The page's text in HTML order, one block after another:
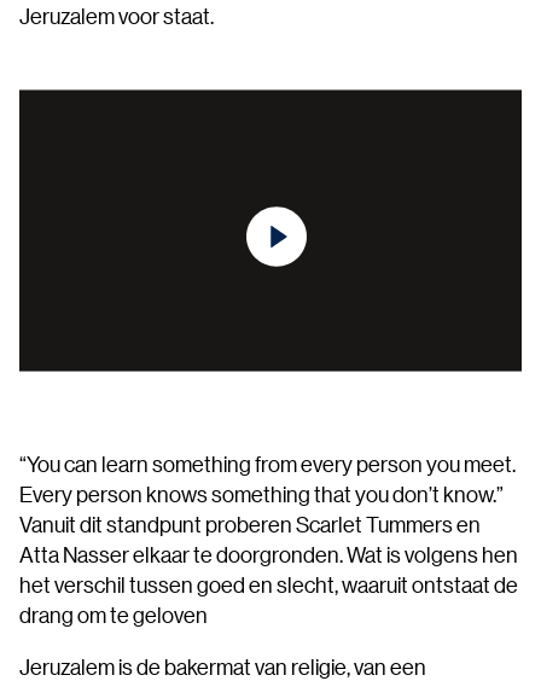
Jeruzalem voor staat.
“You can learn something from every person you meet.
Every person knows something that you don’t know.”
Vanuit dit standpunt proberen Scarlet Tummers en
Atta Nasser elkaar te doorgronden. Wat is volgens hen
het verschil tussen goed en slecht, waaruit ontstaat de
drang om te geloven
Jeruzalem is de bakermat van religie, van een